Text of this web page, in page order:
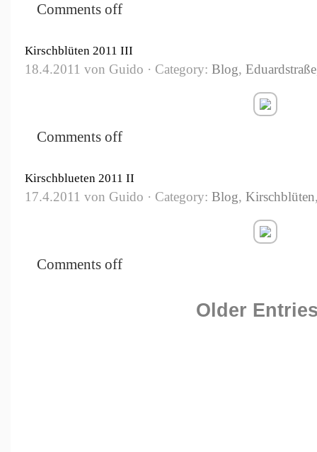
Comments off
Kirschblüten 2011 III
18.4.2011 von Guido · Category: Blog, Eduardstraße
Comments off
Kirschblueten 2011 II
17.4.2011 von Guido · Category: Blog, Kirschblüten
Comments off
Older